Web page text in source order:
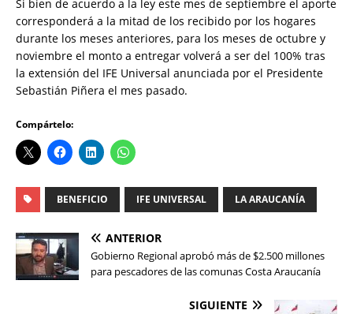
Si bien de acuerdo a la ley este mes de septiembre el aporte
corresponderá a la mitad de los recibido por los hogares
durante los meses anteriores, para los meses de octubre y
noviembre el monto a entregar volverá a ser del 100% tras
la extensión del IFE Universal anunciada por el Presidente
Sebastián Piñera el mes pasado.
Compártelo:
BENEFICIO IFE UNIVERSAL LA ARAUCANÍA
ANTERIOR
Gobierno Regional aprobó más de $2.500 millones
para pescadores de las comunas Costa Araucanía
SIGUIENTE